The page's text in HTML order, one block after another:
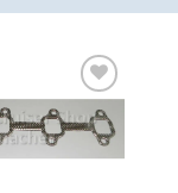
Zum
Merkzettel
hinzufügen